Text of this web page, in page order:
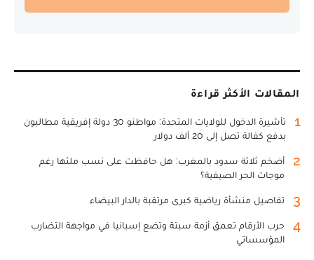
المقالات الأكثر قراءة
1
تأشيرة الدخول للولايات المتحدة: مواطنو 30 دولة إفريقية مطالبون
بدفع كفالة تصل إلى 20 ألف دولار
2
أضخم ثلاثة سدود بالمغرب: هل حافظت على نسب ملئها رغم
موجات الحر الصيفية؟
3 تفاصيل منشأة رياضية كبرى مرتقبة بالدار البيضاء
4
حرب الأرقام تعمق أزمة سبتة وتضع إسبانيا في مواجهة التضارب
المؤسساتي